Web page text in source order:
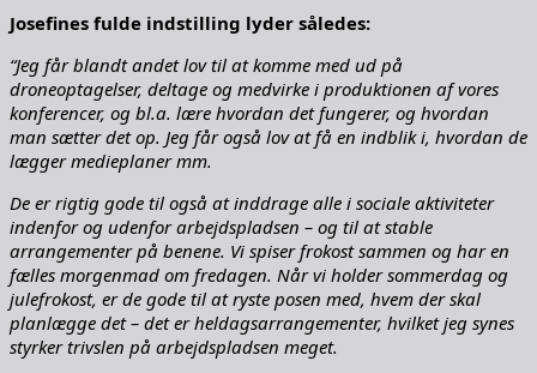
Josefines fulde indstilling lyder således:
“Jeg får blandt andet lov til at komme med ud på
droneoptagelser, deltage og medvirke i produktionen af vores
konferencer, og bl.a. lære hvordan det fungerer, og hvordan
man sætter det op. Jeg får også lov at få en indblik i, hvordan de
lægger medieplaner mm.
De er rigtig gode til også at inddrage alle i sociale aktiviteter
indenfor og udenfor arbejdspladsen – og til at stable
arrangementer på benene. Vi spiser frokost sammen og har en
fælles morgenmad om fredagen. Når vi holder sommerdag og
julefrokost, er de gode til at ryste posen med, hvem der skal
planlægge det – det er heldagsarrangementer, hvilket jeg synes
styrker trivslen på arbejdspladsen meget.